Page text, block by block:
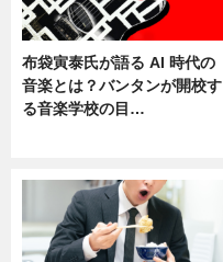
布袋寅泰氏が語る AI 時代の
音楽とは？バンタンが開校す
る音楽学校の目…